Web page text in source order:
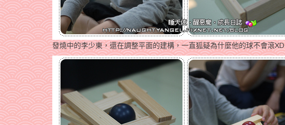
發燒中的李少東，還在調整平面的建構，一直狐疑為什麼他的球不會滾XD